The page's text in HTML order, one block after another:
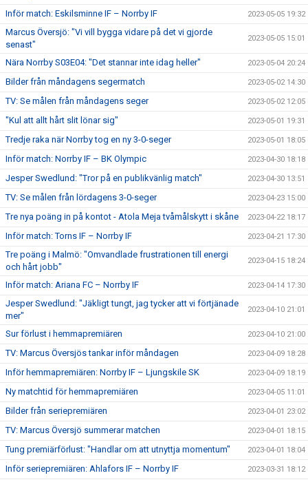
Inför match: Eskilsminne IF – Norrby IF 2023-05-05 19:32
Marcus Översjö: "Vi vill bygga vidare på det vi gjorde
senast"
2023-05-05 15:01
Nära Norrby S03E04: "Det stannar inte idag heller" 2023-05-04 20:24
Bilder från måndagens segermatch 2023-05-02 14:30
TV: Se målen från måndagens seger 2023-05-02 12:05
"Kul att allt hårt slit lönar sig" 2023-05-01 19:31
Tredje raka när Norrby tog en ny 3-0-seger 2023-05-01 18:05
Inför match: Norrby IF – BK Olympic 2023-04-30 18:18
Jesper Swedlund: "Tror på en publikvänlig match" 2023-04-30 13:51
TV: Se målen från lördagens 3-0-seger 2023-04-23 15:00
Tre nya poäng in på kontot - Atola Meja tvåmålskytt i skåne 2023-04-22 18:17
Inför match: Torns IF – Norrby IF 2023-04-21 17:30
Tre poäng i Malmö: "Omvandlade frustrationen till energi
och hårt jobb"
2023-04-15 18:24
Inför match: Ariana FC – Norrby IF 2023-04-14 17:30
Jesper Swedlund: "Jäkligt tungt, jag tycker att vi förtjänade
mer"
2023-04-10 21:01
Sur förlust i hemmapremiären 2023-04-10 21:00
TV: Marcus Översjös tankar inför måndagen 2023-04-09 18:28
Inför hemmapremiären: Norrby IF – Ljungskile SK 2023-04-09 18:19
Ny matchtid för hemmapremiären 2023-04-05 11:01
Bilder från seriepremiären 2023-04-01 23:02
TV: Marcus Översjö summerar matchen 2023-04-01 18:15
Tung premiärförlust: "Handlar om att utnyttja momentum" 2023-04-01 18:04
Inför seriepremiären: Ahlafors IF – Norrby IF 2023-03-31 18:12